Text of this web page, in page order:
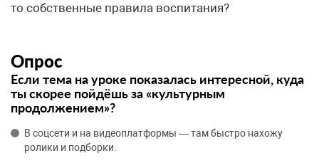
то собственные правила воспитания?
Опрос
Если тема на уроке показалась интересной, куда
ты скорее пойдёшь за «культурным
продолжением»?
В соцсети и на видеоплатформы — там быстро нахожу
ролики и подборки.